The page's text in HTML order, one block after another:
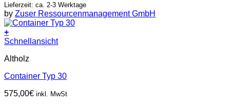
Lieferzeit: ca. 2-3 Werktage
by Zuser Ressourcenmanagement GmbH
+
Schnellansicht
Altholz
Container Typ 30
575,00€ inkl. MwSt